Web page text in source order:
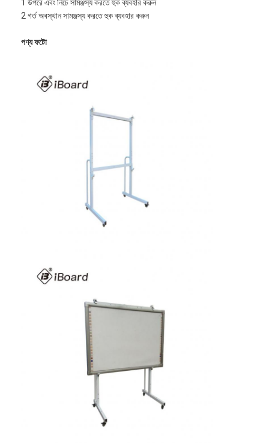
1 উপরে এবং নিচে সামঞ্জস্য করতে হুক ব্যবহার করুন
2 গর্ত অবস্থান সামঞ্জস্য করতে হুক ব্যবহার করুন
পণ্য ফটো